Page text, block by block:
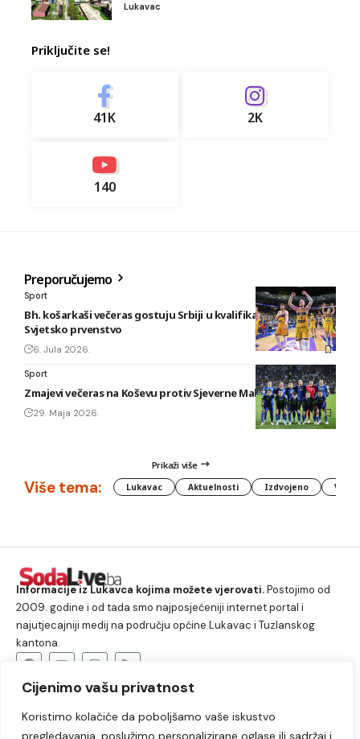
Cijenimo vašu privatnost
Koristimo kolačiće da poboljšamo vaše iskustvo
pregledavanja, poslužimo personalizirane oglase ili sadržaj i
Lukavac
Priključite se!
41K 2K
140
Preporučujemo
Sport
Bh. košarkaši večeras gostuju Srbiji u kvalifikacijama za
Svjetsko prvenstvo
6. Jula 2026.
Sport
Zmajevi večeras na Koševu protiv Sjeverne Makedonije
29. Maja 2026.
Prikaži više
Više tema: Lukavac Aktuelnosti Izdvojeno
Informacije iz Lukavca kojima možete vjerovati.Postojimo od
2009. godine i od tada smo najposjećeniji internet portal i
najutjecajniji medij na području općine Lukavac i Tuzlanskog
kantona.
Lukavac Društvo Crna hronika
Sport